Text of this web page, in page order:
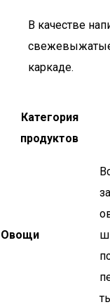
В качестве
свежевыжатые
каркаде.
Категория
продуктов
Овощи